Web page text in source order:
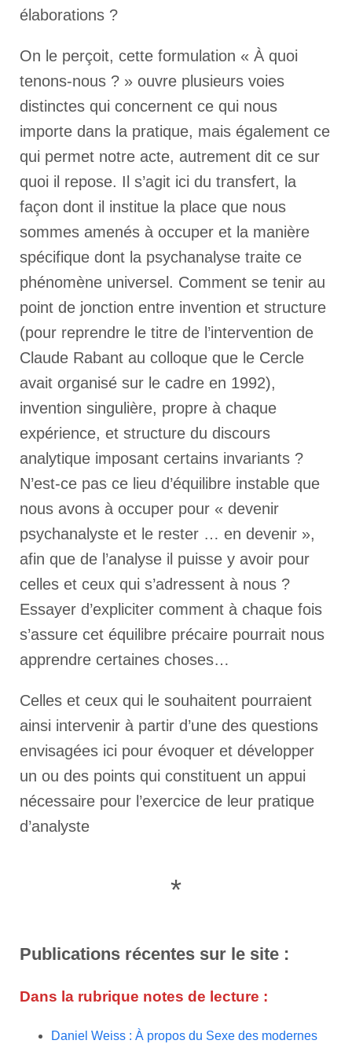
élaborations ?
On le perçoit, cette formulation « À quoi
tenons-nous ? » ouvre plusieurs voies
distinctes qui concernent ce qui nous
importe dans la pratique, mais également ce
qui permet notre acte, autrement dit ce sur
quoi il repose. Il s’agit ici du transfert, la
façon dont il institue la place que nous
sommes amenés à occuper et la manière
spécifique dont la psychanalyse traite ce
phénomène universel. Comment se tenir au
point de jonction entre invention et structure
(pour reprendre le titre de l’intervention de
Claude Rabant au colloque que le Cercle
avait organisé sur le cadre en 1992),
invention singulière, propre à chaque
expérience, et structure du discours
analytique imposant certains invariants ?
N’est-ce pas ce lieu d’équilibre instable que
nous avons à occuper pour « devenir
psychanalyste et le rester … en devenir »,
afin que de l’analyse il puisse y avoir pour
celles et ceux qui s’adressent à nous ?
Essayer d’expliciter comment à chaque fois
s’assure cet équilibre précaire pourrait nous
apprendre certaines choses…
Celles et ceux qui le souhaitent pourraient
ainsi intervenir à partir d’une des questions
envisagées ici pour évoquer et développer
un ou des points qui constituent un appui
nécessaire pour l’exercice de leur pratique
d’analyste
*
Publications récentes sur le site :
Dans la rubrique notes de lecture :
Daniel Weiss : À propos du Sexe des modernes